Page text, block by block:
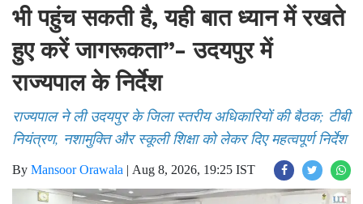
भी पहुंच सकती है, यही बात ध्यान में रखते
हुए करें जागरूकता”- उदयपुर में
राज्यपाल के निर्देश
राज्यपाल ने ली उदयपुर के जिला स्तरीय अधिकारियों की बैठक; टीबी
नियंत्रण, नशामुक्ति और स्कूली शिक्षा को लेकर दिए महत्वपूर्ण निर्देश
By Mansoor Orawala | Aug 8, 2026, 19:25 IST